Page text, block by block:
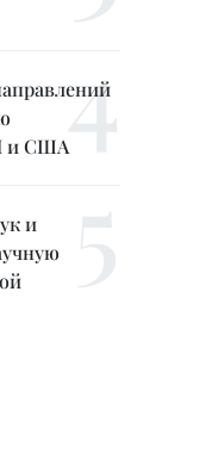
и США
и